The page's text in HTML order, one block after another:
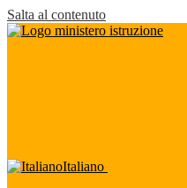
Salta al contenuto
Italiano